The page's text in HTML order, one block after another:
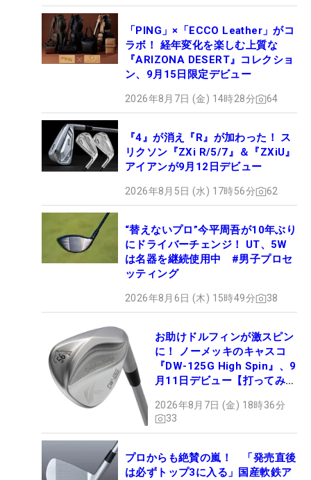
「PING」×「ECCO Leather」がコ
ラボ！ 経年変化を楽しむ上質な
『ARIZONA DESERT』コレクショ
ン、9月15日限定デビュー
2026年8月7日 (金) 14時28分 64
『4』が消え『R』が加わった！ ス
リクソン『ZXi R/5/7』＆『ZXiU』
アイアンが9月12日デビュー
2026年8月5日 (水) 17時56分 62
“替えないプロ”今平周吾が10年ぶり
にドライバーチェンジ！ UT、5W
は名器を継続使用中 #男子プロセ
ッティング
2026年8月6日 (木) 15時49分 38
お助けドルフィンが激スピン
に！ ノーメッキのキャスコ
『DW-125G High Spin』、9
月11日デビュー【打ってみ
2026年8月7日 (金) 18時36分
33
プロからも絶賛の嵐！ 「発売直後
は必ずトップ3に入る」国産軟鉄ア